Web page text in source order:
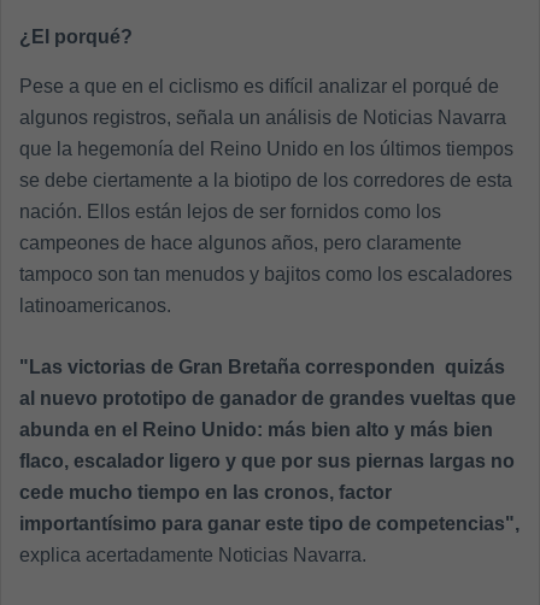
¿El porqué?
Pese a que en el ciclismo es difícil analizar el porqué de
algunos registros, señala un análisis de Noticias Navarra
que la hegemonía del Reino Unido en los últimos tiempos
se debe ciertamente a la biotipo de los corredores de esta
nación. Ellos están lejos de ser fornidos como los
campeones de hace algunos años, pero claramente
tampoco son tan menudos y bajitos como los escaladores
latinoamericanos.
"Las victorias de Gran Bretaña corresponden quizás
al nuevo prototipo de ganador de grandes vueltas que
abunda en el Reino Unido: más bien alto y más bien
flaco, escalador ligero y que por sus piernas largas no
cede mucho tiempo en las cronos, factor
importantísimo para ganar este tipo de competencias",
explica acertadamente Noticias Navarra.